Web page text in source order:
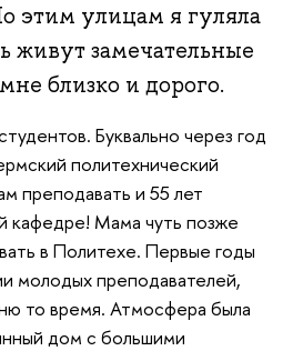
этим улицам я гуляла
живут замечательные
близко и дорого.
Буквально через год
политехнический
преподавать и 55 лет
кафедре! Мама чуть позже
в Политехе. Первые годы
молодых преподавателей,
то время. Атмосфера была
дом с большими